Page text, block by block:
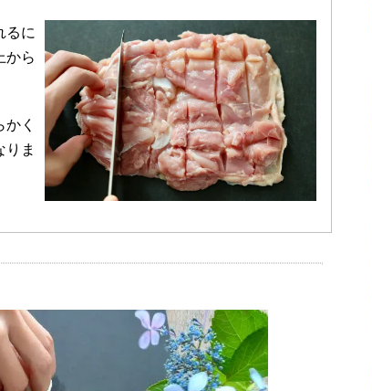
るに
から
く
りま